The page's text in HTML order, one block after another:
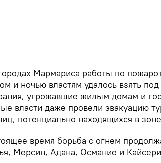
Мармариса работы по
и ночью властям удалось взять
угрожавшие жилым домам и
власти даже провели эвакуацию
потенциально находящихся в
время борьба с огнем
Мерсин, Адана, Османие и